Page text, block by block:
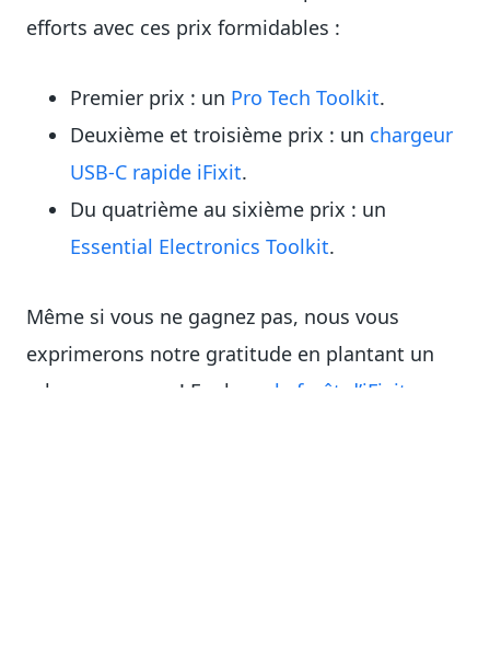
efforts avec ces prix formidables :
Premier prix : un Pro Tech Toolkit.
Deuxième et troisième prix : un chargeur
USB-C rapide iFixit.
Du quatrième au sixième prix : un
Essential Electronics Toolkit.
Même si vous ne gagnez pas, nous vous
exprimerons notre gratitude en plantant un
arbre pour vous ! Explorez la forêt d’iFixit sur